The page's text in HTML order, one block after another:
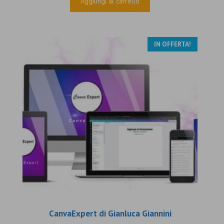
IN OFFERTA!
CanvaExpert di Gianluca Giannini